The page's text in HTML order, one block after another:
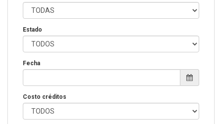
Estado
Fecha
Costo créditos